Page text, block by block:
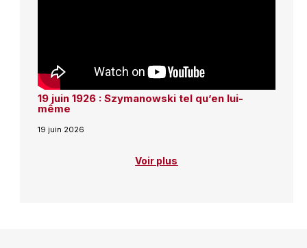
19 juin 1926 : Szymanowski tel qu’en lui-
même
19 juin 2026
Voir plus